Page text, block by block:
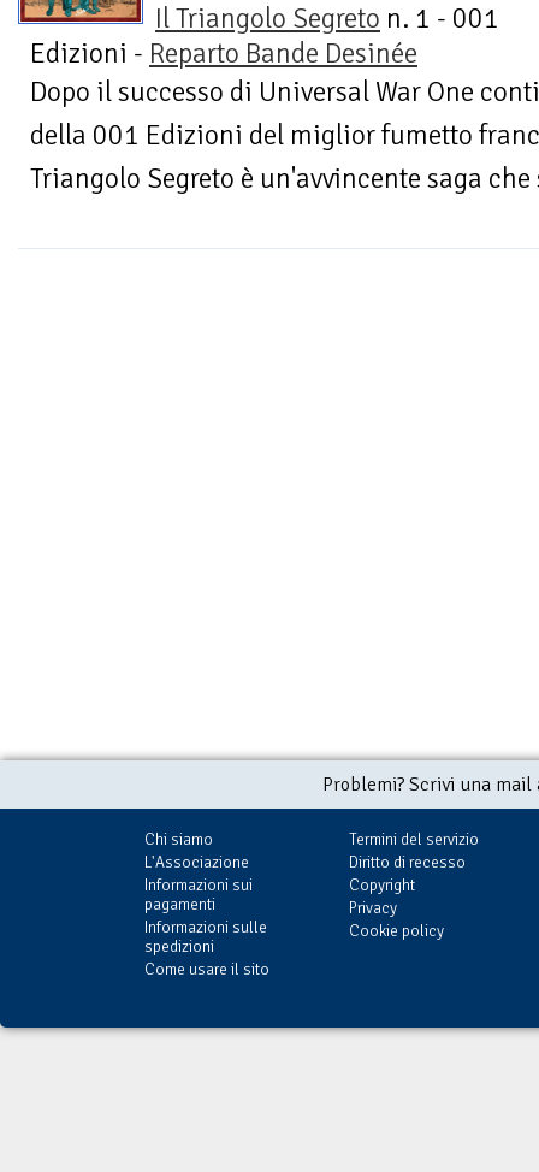
Il Triangolo Segreto n. 1 - 001
Edizioni - Reparto Bande Desinée
Dopo il successo di Universal War One
della 001 Edizioni del miglior fumetto
Triangolo Segreto è un'avvincente saga
Problemi? Scrivi una
Chi siamo
L'Associazione
Informazioni sui
pagamenti
Informazioni sulle
spedizioni
Come usare il sito
Termini del servizio
Diritto di recesso
Copyright
Privacy
Cookie policy